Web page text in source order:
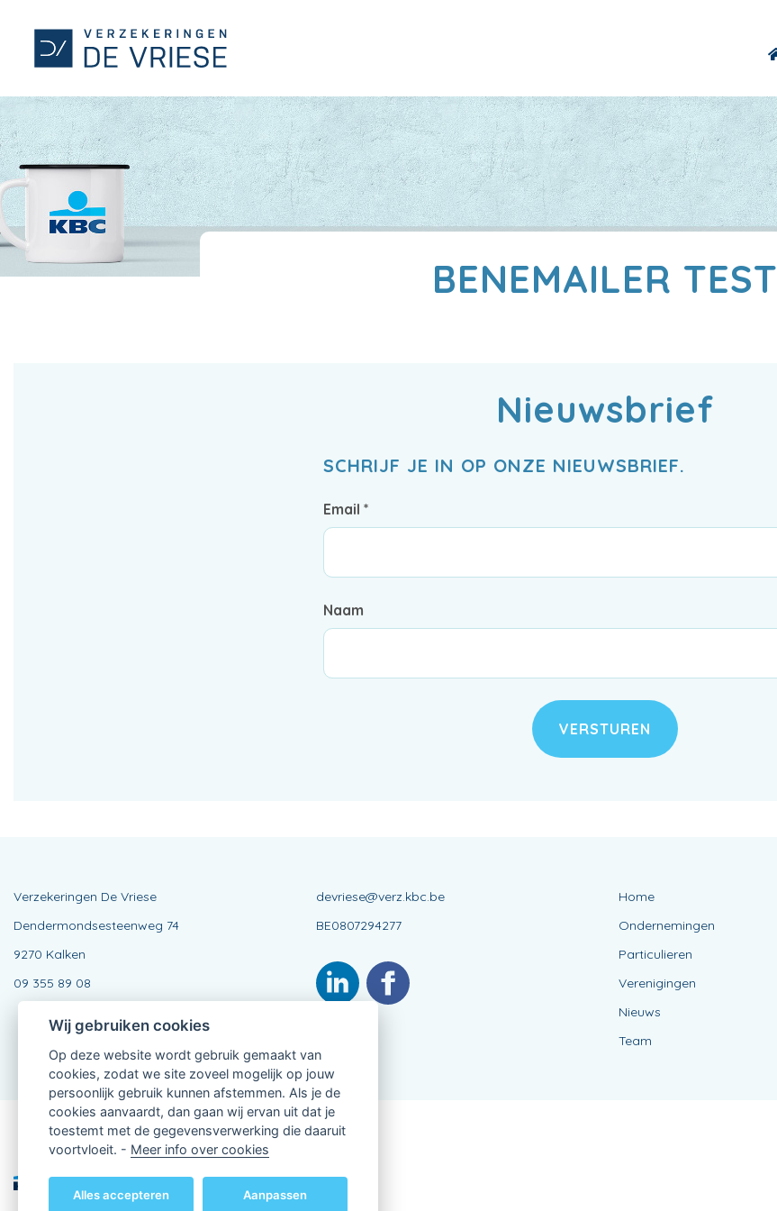
BENEMAILER TEST
Nieuwsbrief
SCHRIJF JE IN OP ONZE NIEUWSBRIEF.
Email *
Naam
VERSTUREN
Verzekeringen De Vriese
Dendermondsesteenweg 74
9270 Kalken
09 355 89 08
devriese@verz.kbc.be
BE0807294277
Home
Ondernemingen
Particulieren
Verenigingen
Nieuws
Team
Verbonden Agent, BE0807294277
van KBC Verzekeringen nv
Professor Roger Van Overstraetenplein 2
3000 Leuven - Belgie
Wij gebruiken cookies
Op deze website wordt gebruik gemaakt van
cookies, zodat we site zoveel mogelijk op jouw
persoonlijk gebruik kunnen afstemmen. Als je de
cookies aanvaardt, dan gaan wij ervan uit dat je
toestemt met de gegevensverwerking die daaruit
voortvloeit. - Meer info over cookies
Alles accepteren Aanpassen